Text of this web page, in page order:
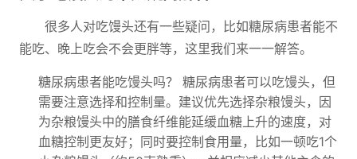
很多人对吃馒头还有一些疑问，比如糖尿病患者能不
能吃、晚上吃会不会更胖等，这里我们来一一解答。
糖尿病患者能吃馒头吗？ 糖尿病患者可以吃馒头，但
需要注意选择和控制量。建议优先选择杂粮馒头，因
为杂粮馒头中的膳食纤维能延缓血糖上升的速度，对
血糖控制更友好；同时要控制食用量，比如一顿吃1个